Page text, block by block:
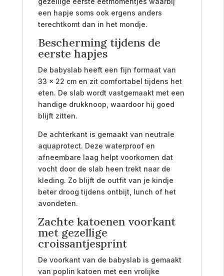
een hapje soms ook ergens anders
terechtkomt dan in het mondje.
Bescherming tijdens de
eerste hapjes
De babyslab heeft een fijn formaat van
33 x 22 cm en zit comfortabel tijdens het
eten. De slab wordt vastgemaakt met een
handige drukknoop, waardoor hij goed
blijft zitten.
De achterkant is gemaakt van neutrale
aquaprotect. Deze waterproof en
afneembare laag helpt voorkomen dat
vocht door de slab heen trekt naar de
kleding. Zo blijft de outfit van je kindje
beter droog tijdens ontbijt, lunch of het
avondeten.
Zachte katoenen voorkant
met gezellige
croissantjesprint
De voorkant van de babyslab is gemaakt
van poplin katoen met een vrolijke